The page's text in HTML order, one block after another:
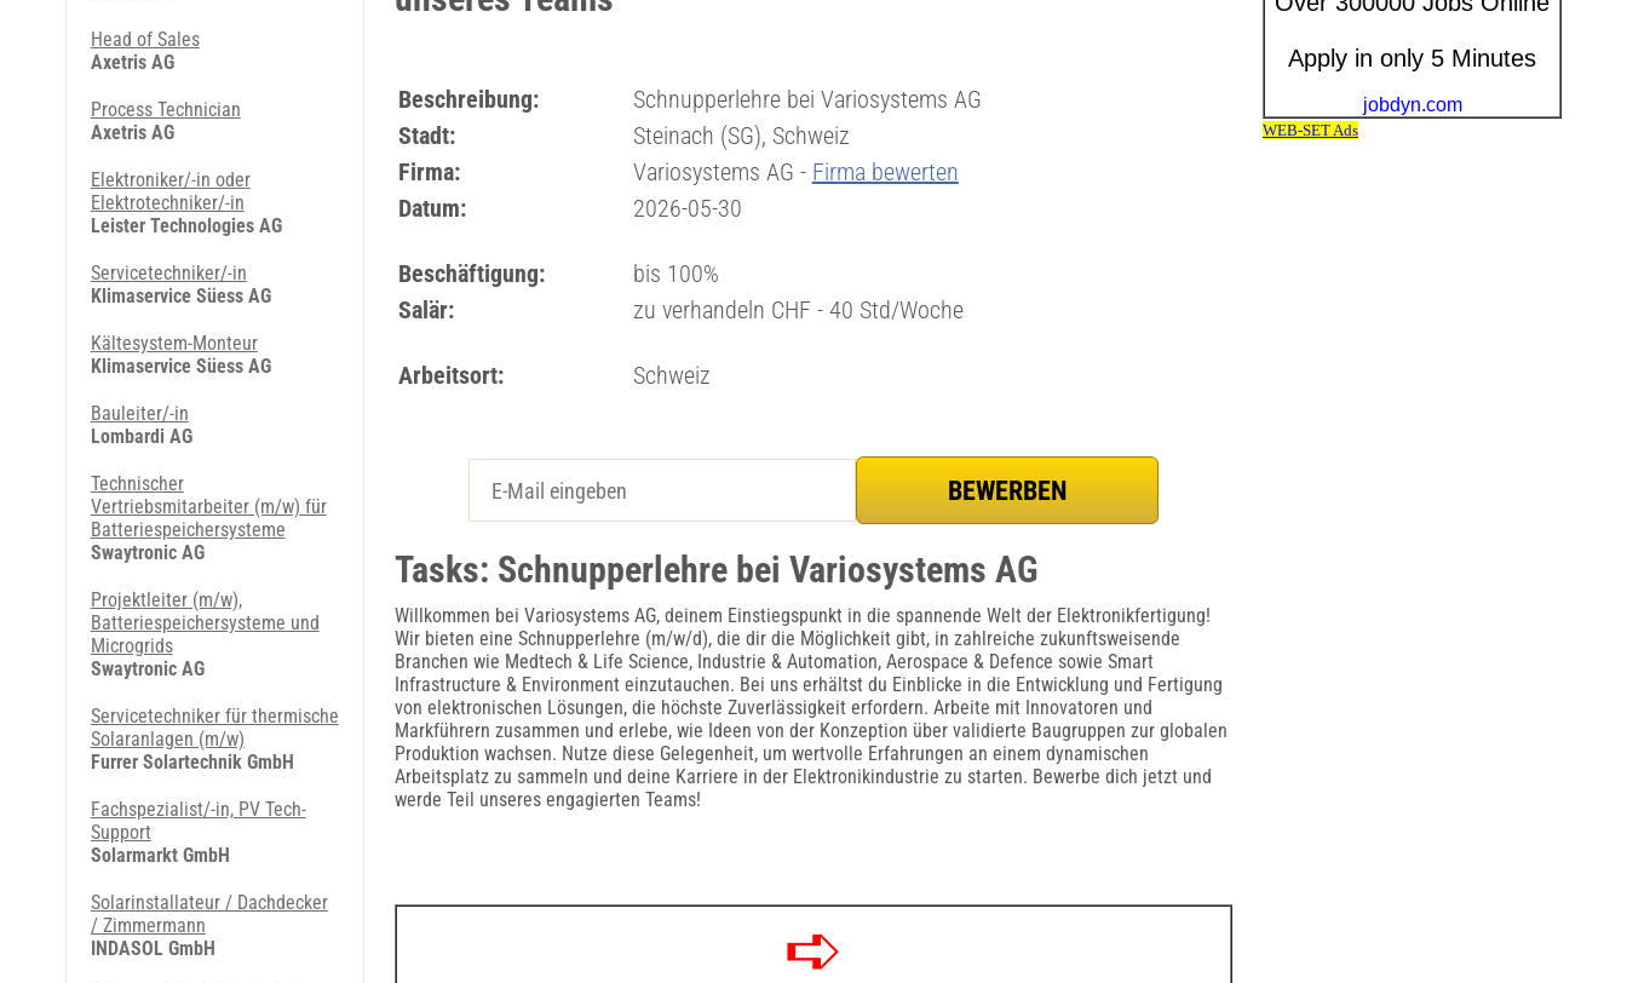
Beschreibung:
Schnupperlehre bei Variosystems AG
Stadt:
Steinach (SG), Schweiz
Firma:
Variosystems AG - Firma bewerten
Datum:
2026-05-30
Beschäftigung:
bis 100%
Salär:
zu verhandeln CHF - 40 Std/Woche
Arbeitsort: Schweiz
Tasks: Schnupperlehre bei Variosystems AG
Willkommen bei Variosystems AG, deinem Einstiegspunkt in die spannende Welt der Elektronikfertigung!
Wir bieten eine Schnupperlehre (m/w/d), die dir die Möglichkeit gibt, in zahlreiche zukunftsweisende
Branchen wie Medtech & Life Science, Industrie & Automation, Aerospace & Defence sowie Smart
Infrastructure & Environment einzutauchen. Bei uns erhältst du Einblicke in die Entwicklung und Fertigung
von elektronischen Lösungen, die höchste Zuverlässigkeit erfordern. Arbeite mit Innovatoren und
Markführern zusammen und erlebe, wie Ideen von der Konzeption über validierte Baugruppen zur globalen
Produktion wachsen. Nutze diese Gelegenheit, um wertvolle Erfahrungen an einem dynamischen
Arbeitsplatz zu sammeln und deine Karriere in der Elektronikindustrie zu starten. Bewerbe dich jetzt und
werde Teil unseres engagierten Teams!
Head of Sales
Axetris AG
Process Technician
Axetris AG
Elektroniker/-in oder
Elektrotechniker/-in
Leister Technologies AG
Servicetechniker/-in
Klimaservice Süess AG
Kältesystem-Monteur
Klimaservice Süess AG
Bauleiter/-in
Lombardi AG
Technischer
Vertriebsmitarbeiter (m/w) für
Batteriespeichersysteme
Swaytronic AG
Projektleiter (m/w),
Batteriespeichersysteme und
Microgrids
Swaytronic AG
Servicetechniker für thermische
Solaranlagen (m/w)
Furrer Solartechnik GmbH
Fachspezialist/-in, PV Tech-
Support
Solarmarkt GmbH
Solarinstallateur / Dachdecker
/ Zimmermann
INDASOL GmbH